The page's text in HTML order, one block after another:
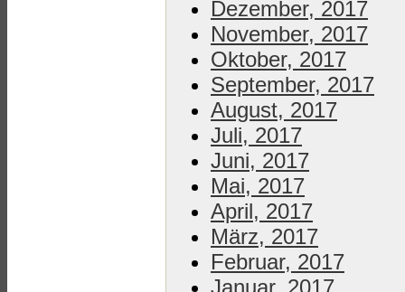
Dezember, 2017
November, 2017
Oktober, 2017
September, 2017
August, 2017
Juli, 2017
Juni, 2017
Mai, 2017
April, 2017
März, 2017
Februar, 2017
Januar, 2017